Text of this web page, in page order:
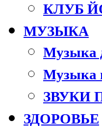
КЛУБ
МУЗЫКА
Музыка
Музыка
ЗВУКИ
ЗДОРОВЬЕ